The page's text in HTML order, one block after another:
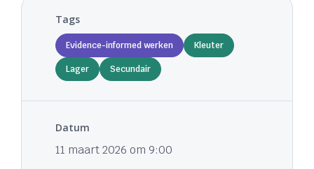
Tags
Evidence-informed werken Kleuter
Lager Secundair
Datum
11 maart 2026 om 9:00